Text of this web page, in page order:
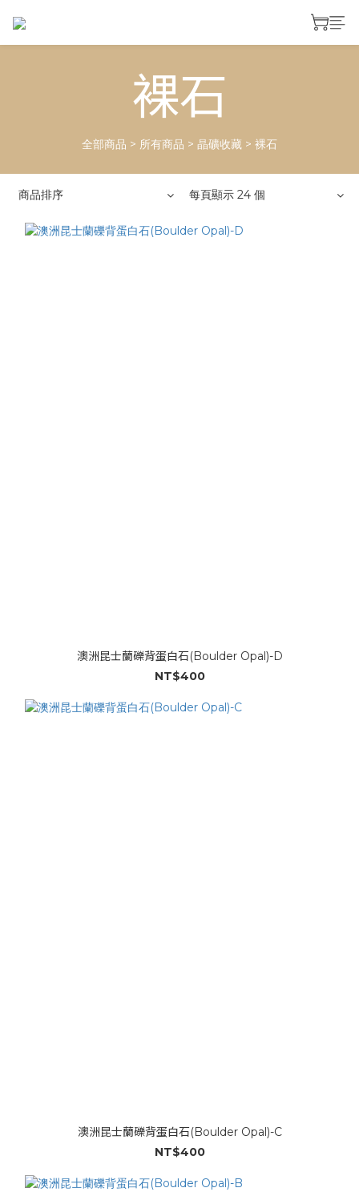
裸石
全部商品 > 所有商品 > 晶礦收藏 > 裸石
商品排序 每頁顯示 24 個
澳洲昆士蘭礫背蛋白石(Boulder Opal)-D
NT$400
澳洲昆士蘭礫背蛋白石(Boulder Opal)-C
NT$400